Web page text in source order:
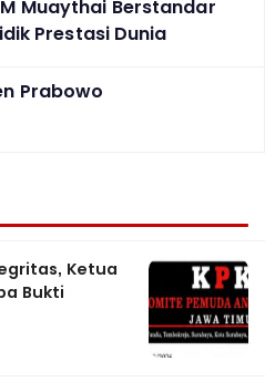
Muaythai Berstandar
Prestasi Dunia
Prabowo
Ketua
Bukti